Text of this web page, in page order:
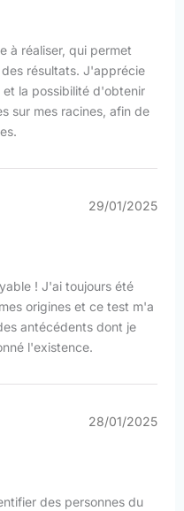
à réaliser, qui permet
résultats. J'apprécie
la possibilité d'obtenir
sur mes racines, afin de
29/01/2025
! J'ai toujours été
origines et ce test m'a
antécédents dont je
l'existence.
28/01/2025
des personnes du